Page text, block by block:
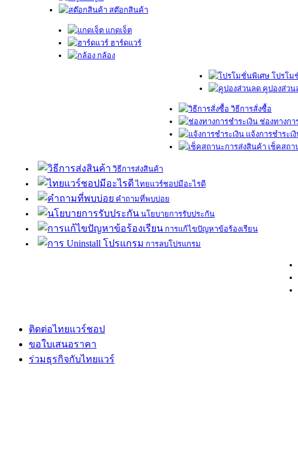
สต๊อกสินค้า
แกดเจ็ต
ฮาร์ดแวร์
กล้อง
โปรโม
คูปองส่วน
วิธีการสั่งซื้อ
ช่องทางกา
แจ้งการชำระเ
เช็คสถา
วิธีการส่งสินค้า
ไทยแวร์ชอปมีอะไรดี
คำถามที่พบบ่อย
นโยบายการรับประกัน
การแก้ไขปัญหาข้อร้องเรียน
การลบโปรแกรม
ติดต่อไทยแวร์ชอป
ขอใบเสนอราคา
ร่วมธุรกิจกับไทยแวร์